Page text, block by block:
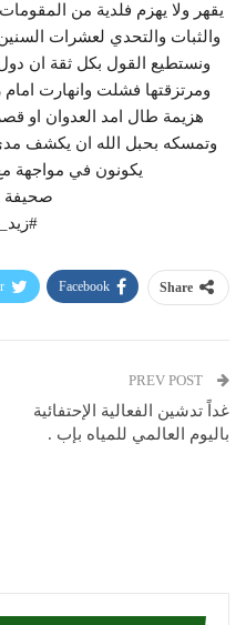
يقهر ولا يهزم فلدية من
والثبات والتحدي لعشرات
ونستطيع القول بكل ثقة ان دول
ومرتزقتها فشلت وانهارت
هزيمة طال امد العدوان او
وتمسكه بحبل الله ان يكشف
يكونون في مواجهة
صحيفة
Share
Facebook
غداً تدشين الفعالية الإحتفائية
باليوم العالمي للمياه بإب .